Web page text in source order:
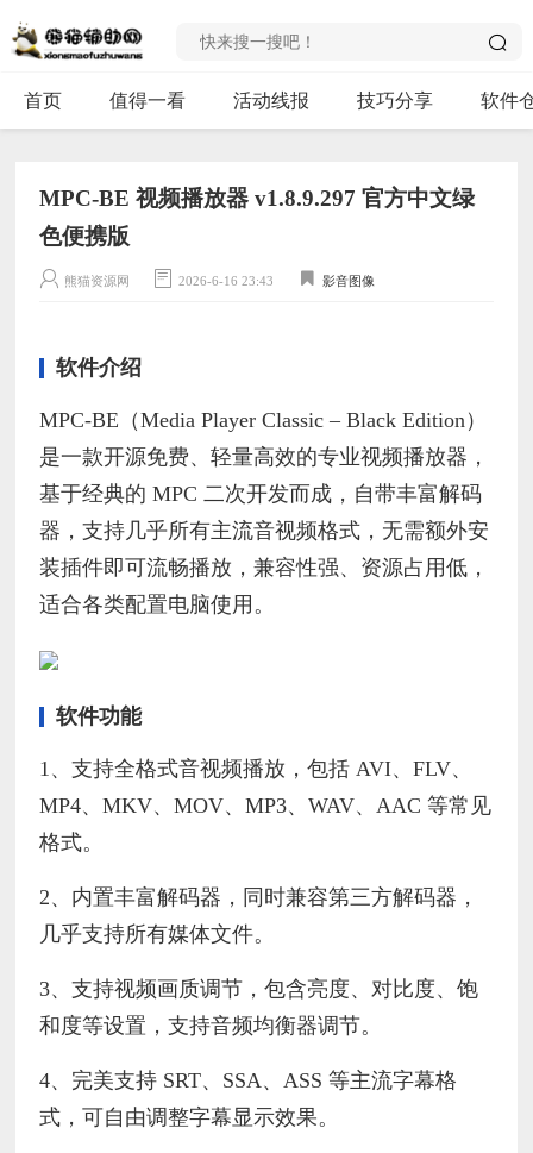
首页 值得一看 活动线报 技巧分享 软件
MPC-BE 视频播放器 v1.8.9.297 官方中文绿
色便携版
熊猫资源网 2026-6-16 23:43 影音图像
软件介绍
MPC-BE（Media Player Classic – Black Edition）
是一款开源免费、轻量高效的专业视频播放器，
基于经典的 MPC 二次开发而成，自带丰富解码
器，支持几乎所有主流音视频格式，无需额外安
装插件即可流畅播放，兼容性强、资源占用低，
适合各类配置电脑使用。
软件功能
1、支持全格式音视频播放，包括 AVI、FLV、
MP4、MKV、MOV、MP3、WAV、AAC 等常见
格式。
2、内置丰富解码器，同时兼容第三方解码器，
几乎支持所有媒体文件。
3、支持视频画质调节，包含亮度、对比度、饱
和度等设置，支持音频均衡器调节。
4、完美支持 SRT、SSA、ASS 等主流字幕格
式，可自由调整字幕显示效果。